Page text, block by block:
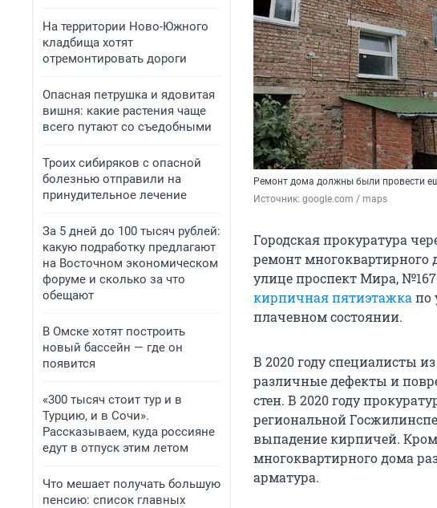
На территории Ново-Южного
кладбища хотят
отремонтировать дороги
Опасная петрушка и ядовитая
вишня: какие растения чаще
всего путают со съедобными
Троих сибиряков с опасной
болезнью отправили на
принудительное лечение
За 5 дней до 100 тысяч рублей:
какую подработку предлагают
на Восточном экономическом
форуме и сколько за что
обещают
В Омске хотят построить
новый бассейн — где он
появится
«300 тысяч стоит тур и в
Турцию, и в Сочи».
Рассказываем, куда россияне
едут в отпуск этим летом
Что мешает получать большую
пенсию: список главных
Ремонт дома должны были провести
Источник: google.com / maps
Городская прокуратура
ремонт многоквартирного
улице проспект Мира,
кирпичная пятиэтажка по
плачевном состоянии.
В 2020 году специалисты
различные дефекты и
стен. В 2020 году
региональной
выпадение кирпичей.
многоквартирного дома
арматура.